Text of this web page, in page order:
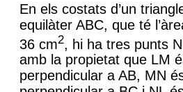
En els costats d’un
equilàter ABC, que té
36 cm2, hi ha tres punts
amb la propietat que LM
perpendicular a AB, MN